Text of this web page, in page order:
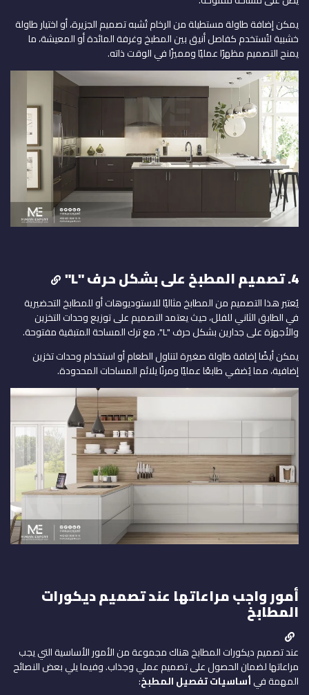
يمكن إضافة طاولة مستطيلة من الرخام تُشبه تصميم الجزيرة، أو اختيار طاولة
خشبية لتُستخدم كفاصل أنيق بين المطبخ وغرفة المائدة أو المعيشة، ما
يمنح التصميم مظهرًا عمليًا ومميزًا في الوقت ذاته.
4. تصميم المطبخ على بشكل حرف "L"
يُعتبر هذا التصميم من المطابخ مثاليًا للاستوديوهات أو للمطابخ التحضيرية
في الطابق الثاني للفلل، حيث يعتمد التصميم على توزيع وحدات التخزين
والأجهزة على جدارين بشكل حرف "L"، مع ترك المساحة المتبقية مفتوحة.
يمكن أيضًا إضافة طاولة صغيرة لتناول الطعام أو استخدام وحدات تخزين
إضافية، مما يُضفي طابعًا عمليًا ومرنًا يلائم المساحات المحدودة.
أمور واجب مراعاتها عند تصميم ديكورات
المطابخ
عند تصميم ديكورات المطابخ هناك مجموعة من الأمور الأساسية التي يجب
مراعاتها لضمان الحصول على تصميم عملي وجذاب. وفيما يلي بعض النصائح
المهمة فيأساسيات تفصيل المطبخ: